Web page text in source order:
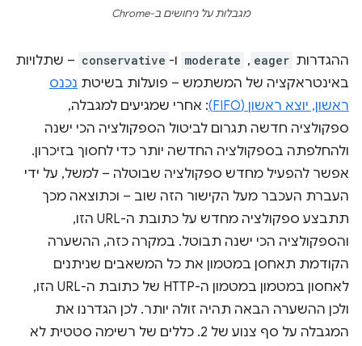
מגבלות על ניחושים ב-Chrome
ההגדרות eager
,
moderate ו- conservative – שתלויות
באינטראקציה של המשתמש – פועלות בשיטת נכנס
ראשון, יוצא ראשון (FIFO)
: אחרי שמגיעים למגבלה,
ספקולציה חדשה תגרום לביטול הספקולציה הכי ישנה
ולהחלפתה בספקולציה החדשה יותר כדי לחסוך בזיכרון.
אפשר להפעיל מחדש ספקולציה שבוטלה – למשל, על ידי
העברת העכבר מעל הקישור הזה שוב – וכתוצאה מכך
תתבצע ספקולציה מחדש על כתובת ה-URL הזו,
והספקולציה הכי ישנה תבוטל. במקרה כזה, ההשערה
הקודמת תאחסן במטמון את כל המשאבים שניתנים
לאחסון במטמון במטמון ה-HTTP של כתובת ה-URL הזו,
ולכן ההשערה הבאה תהיה זולה יותר. לכן הגדרנו את
המגבלה על סף צנוע של 2. כללים של רשימה סטטית לא